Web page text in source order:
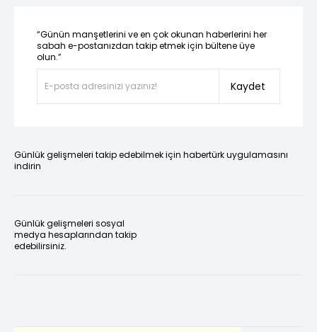
“Günün manşetlerini ve en çok okunan haberlerini her
sabah e-postanızdan takip etmek için bültene üye
olun.”
Kaydet
Günlük gelişmeleri takip edebilmek için habertürk uygulamasını
indirin
Günlük gelişmeleri sosyal
medya hesaplarından takip
edebilirsiniz.